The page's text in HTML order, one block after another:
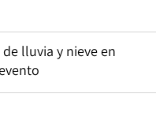
lluvia y nieve en